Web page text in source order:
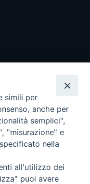
diritti riservati - Vita
simili per
anche per
semplici",
"misurazione" e
nella
all'utilizzo dei
puoi avere